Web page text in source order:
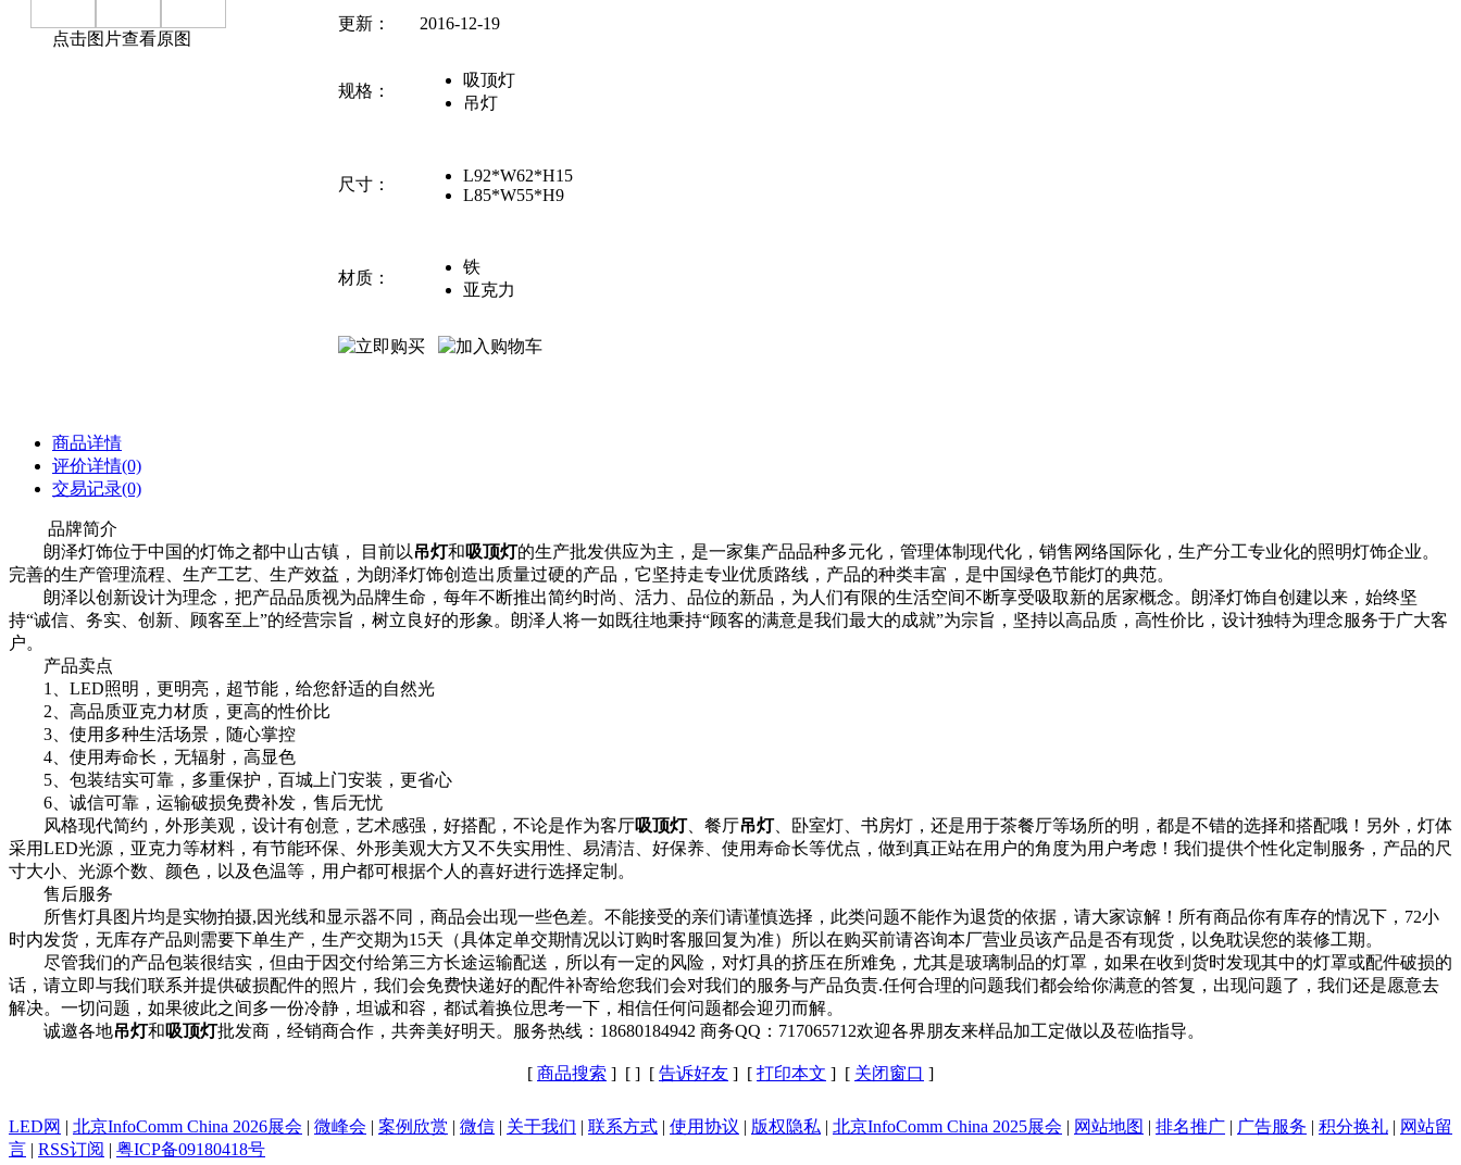
点击图片查看原图
更新： 2016-12-19
规格：
吸顶灯
吊灯
尺寸：
L92*W62*H15
L85*W55*H9
材质：
铁
亚克力
商品详情
评价详情(0)
交易记录(0)
品牌简介
朗泽灯饰位于中国的灯饰之都中山古镇， 目前以吊灯和吸顶灯的生产批发供应为主，是一家集产品品种多元化，管理体制现代化，销售网络国际化，生产分工专业化的照明灯饰企业。
完善的生产管理流程、生产工艺、生产效益，为朗泽灯饰创造出质量过硬的产品，它坚持走专业优质路线，产品的种类丰富，是中国绿色节能灯的典范。
朗泽以创新设计为理念，把产品品质视为品牌生命，每年不断推出简约时尚、活力、品位的新品，为人们有限的生活空间不断享受吸取新的居家概念。朗泽灯饰自创建以来，始终坚
持“诚信、务实、创新、顾客至上”的经营宗旨，树立良好的形象。朗泽人将一如既往地秉持“顾客的满意是我们最大的成就”为宗旨，坚持以高品质，高性价比，设计独特为理念服务于广大客
户。
产品卖点
1、LED照明，更明亮，超节能，给您舒适的自然光
2、高品质亚克力材质，更高的性价比
3、使用多种生活场景，随心掌控
4、使用寿命长，无辐射，高显色
5、包装结实可靠，多重保护，百城上门安装，更省心
6、诚信可靠，运输破损免费补发，售后无忧
风格现代简约，外形美观，设计有创意，艺术感强，好搭配，不论是作为客厅吸顶灯、餐厅吊灯、卧室灯、书房灯，还是用于茶餐厅等场所的明，都是不错的选择和搭配哦！另外，灯体
采用LED光源，亚克力等材料，有节能环保、外形美观大方又不失实用性、易清洁、好保养、使用寿命长等优点，做到真正站在用户的角度为用户考虑！我们提供个性化定制服务，产品的尺
寸大小、光源个数、颜色，以及色温等，用户都可根据个人的喜好进行选择定制。
售后服务
所售灯具图片均是实物拍摄,因光线和显示器不同，商品会出现一些色差。不能接受的亲们请谨慎选择，此类问题不能作为退货的依据，请大家谅解！所有商品你有库存的情况下，72小
时内发货，无库存产品则需要下单生产，生产交期为15天（具体定单交期情况以订购时客服回复为准）所以在购买前请咨询本厂营业员该产品是否有现货，以免耽误您的装修工期。
尽管我们的产品包装很结实，但由于因交付给第三方长途运输配送，所以有一定的风险，对灯具的挤压在所难免，尤其是玻璃制品的灯罩，如果在收到货时发现其中的灯罩或配件破损的
话，请立即与我们联系并提供破损配件的照片，我们会免费快递好的配件补寄给您我们会对我们的服务与产品负责.任何合理的问题我们都会给你满意的答复，出现问题了，我们还是愿意去
解决。一切问题，如果彼此之间多一份冷静，坦诚和容，都试着换位思考一下，相信任何问题都会迎刃而解。
诚邀各地吊灯和吸顶灯批发商，经销商合作，共奔美好明天。服务热线：18680184942 商务QQ：717065712欢迎各界朋友来样品加工定做以及莅临指导。
[ 商品搜索 ] [ ] [ 告诉好友 ] [ 打印本文 ] [ 关闭窗口 ]
LED网 北京InfoComm China 2026展会 微峰会 案例欣赏 微信 关于我们 联系方式 使用协议 版权隐私 北京InfoComm China 2025展会 网站地图 排名推广 广告服务 积分换礼
网站留
言
RSS订阅 粤ICP备09180418号